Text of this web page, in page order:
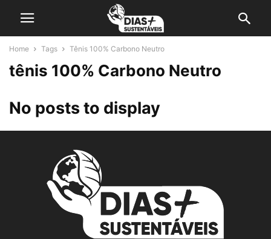
Home Tags Tênis 100% Carbono Neutro
tênis 100% Carbono Neutro
No posts to display